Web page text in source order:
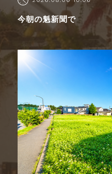
今朝の魁新聞で